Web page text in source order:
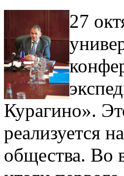
27
Курагино».
реализуется
общества. Во